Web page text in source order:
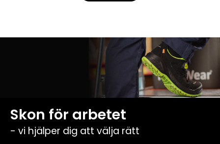
Skon för arbetet
- vi hjälper dig att välja rätt